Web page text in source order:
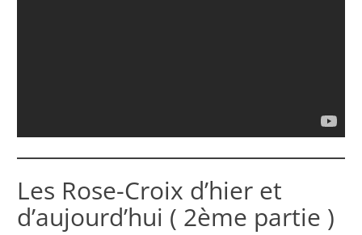
Les Rose-Croix d’hier et
d’aujourd’hui ( 2ème partie )